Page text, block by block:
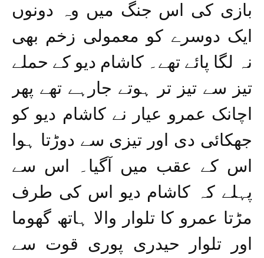
بازی کی اس جنگ میں وہ دونوں
ایک دوسرے کو معمولی زخم بھی
نہ لگا پائے تھے۔ کاشام دیو کے حملے
تیز سے تیز تر ہوتے جارہے تھے پھر
اچانک عمرو عیار نے کاشام دیو کو
جھکائی دی اور تیزی سے دوڑتا ہوا
اس کے عقب میں آگیا۔ اس سے
پہلے کہ کاشام دیو اس کی طرف
مڑتا عمرو کا تلوار والا ہاتھ گھوما
اور تلوار حیدری پوری قوت سے